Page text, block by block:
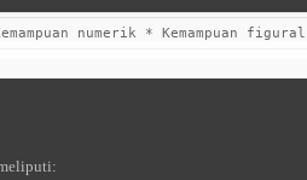
numerik * Kemampuan figural